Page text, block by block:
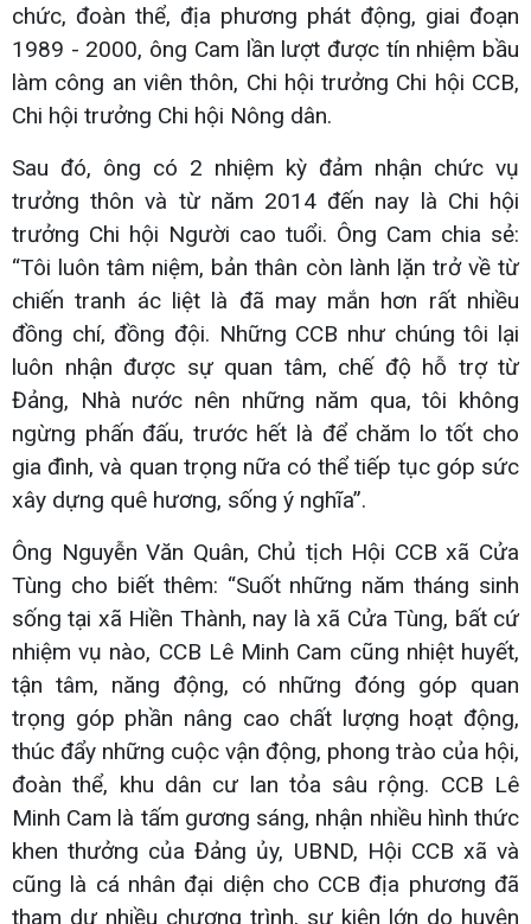
chức, đoàn thể, địa phương phát động, giai đoạn
1989 - 2000, ông Cam lần lượt được tín nhiệm bầu
làm công an viên thôn, Chi hội trưởng Chi hội CCB,
Chi hội trưởng Chi hội Nông dân.
Sau đó, ông có 2 nhiệm kỳ đảm nhận chức vụ
trưởng thôn và từ năm 2014 đến nay là Chi hội
trưởng Chi hội Người cao tuổi. Ông Cam chia sẻ:
“Tôi luôn tâm niệm, bản thân còn lành lặn trở về từ
chiến tranh ác liệt là đã may mắn hơn rất nhiều
đồng chí, đồng đội. Những CCB như chúng tôi lại
luôn nhận được sự quan tâm, chế độ hỗ trợ từ
Đảng, Nhà nước nên những năm qua, tôi không
ngừng phấn đấu, trước hết là để chăm lo tốt cho
gia đình, và quan trọng nữa có thể tiếp tục góp sức
xây dựng quê hương, sống ý nghĩa”.
Ông Nguyễn Văn Quân, Chủ tịch Hội CCB xã Cửa
Tùng cho biết thêm: “Suốt những năm tháng sinh
sống tại xã Hiền Thành, nay là xã Cửa Tùng, bất cứ
nhiệm vụ nào, CCB Lê Minh Cam cũng nhiệt huyết,
tận tâm, năng động, có những đóng góp quan
trọng góp phần nâng cao chất lượng hoạt động,
thúc đẩy những cuộc vận động, phong trào của hội,
đoàn thể, khu dân cư lan tỏa sâu rộng. CCB Lê
Minh Cam là tấm gương sáng, nhận nhiều hình thức
khen thưởng của Đảng ủy, UBND, Hội CCB xã và
cũng là cá nhân đại diện cho CCB địa phương đã
tham dự nhiều chương trình, sự kiện lớn do huyện